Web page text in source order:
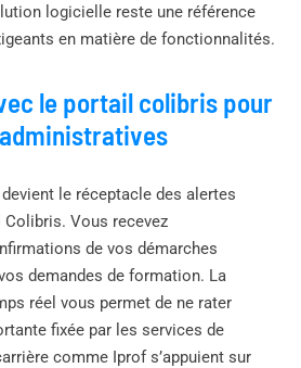
logicielle reste une référence
en matière de fonctionnalités.
le portail colibris pour
le réceptacle des alertes
Vous recevez
de vos démarches
demandes de formation. La
réel vous permet de ne rater
fixée par les services de
comme Iprof s’appuient sur